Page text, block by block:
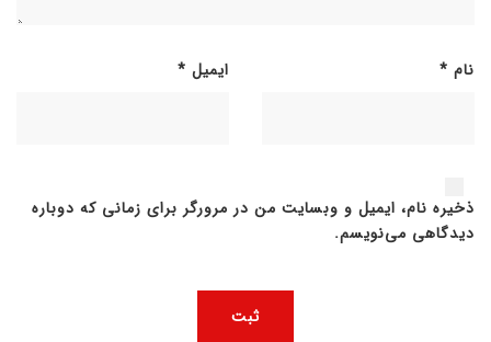
نام * ایمیل *
ذخیره نام، ایمیل و وبسایت من در مرورگر برای زمانی که دوباره
دیدگاهی می‌نویسم.